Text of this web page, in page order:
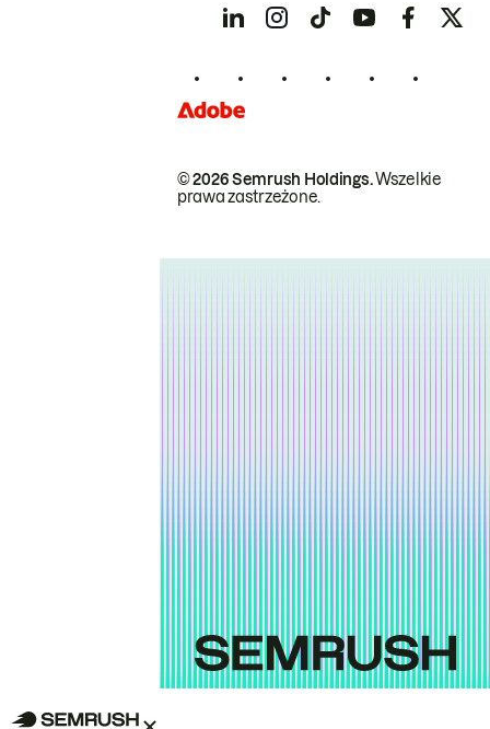
© 2026 Semrush Holdings.Wszelkie
prawa zastrzeżone.